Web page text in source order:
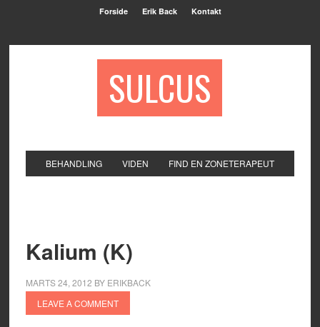
Forside Erik Back Kontakt
SULCUS
BEHANDLING VIDEN FIND EN ZONETERAPEUT
Kalium (K)
MARTS 24, 2012 BY ERIKBACK
LEAVE A COMMENT